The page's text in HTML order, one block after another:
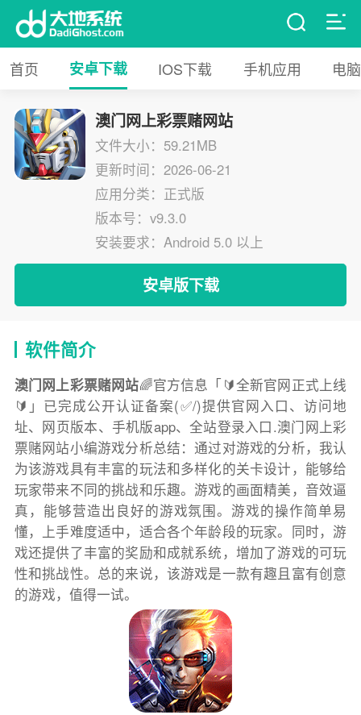
首页 安卓下载 IOS下载 手机应用 电
澳门网上彩票赌网站
文件大小：59.21MB
更新时间：2026-06-21
应用分类：正式版
版本号：v9.3.0
安装要求：Android 5.0 以上
安卓版下载
软件简介
澳门网上彩票赌网站🌈官方信息「🔰全新官网正式上线
🔰」已完成公开认证备案(✅/)提供官网入口、访问地
址、网页版本、手机版app、全站登录入口.澳门网上彩
票赌网站小编游戏分析总结：通过对游戏的分析，我认
为该游戏具有丰富的玩法和多样化的关卡设计，能够给
玩家带来不同的挑战和乐趣。游戏的画面精美，音效逼
真，能够营造出良好的游戏氛围。游戏的操作简单易
懂，上手难度适中，适合各个年龄段的玩家。同时，游
戏还提供了丰富的奖励和成就系统，增加了游戏的可玩
性和挑战性。总的来说，该游戏是一款有趣且富有创意
的游戏，值得一试。